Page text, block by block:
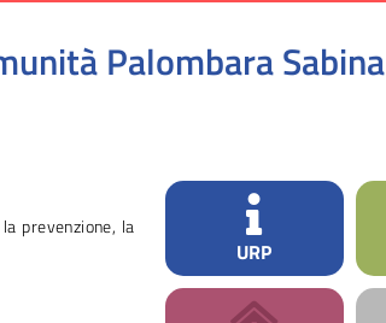
Palombara Sabina
prevenzione, la
URP